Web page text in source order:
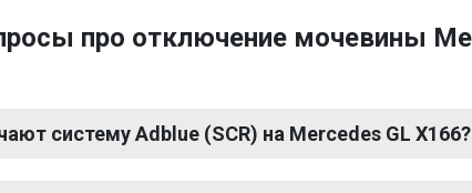
про отключение мочевины
систему Adblue (SCR) на Mercedes GL X166?